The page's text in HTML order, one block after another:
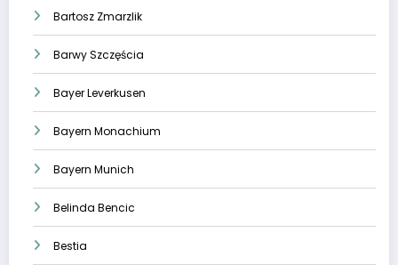
Bartosz Zmarzlik
Barwy Szczęścia
Bayer Leverkusen
Bayern Monachium
Bayern Munich
Belinda Bencic
Bestia